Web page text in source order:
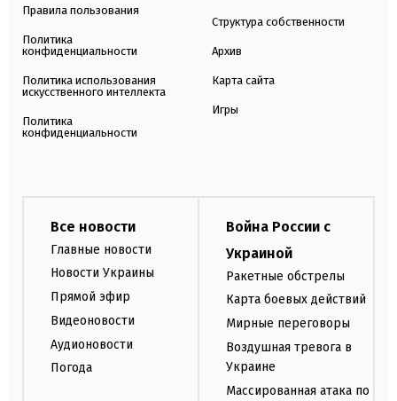
Правила пользования
Политика
конфиденциальности
Политика использования
искусственного интеллекта
Политика
конфиденциальности
Структура собственности
Архив
Карта сайта
Игры
Все новости
Главные новости
Новости Украины
Прямой эфир
Видеоновости
Аудионовости
Погода
Война России с
Украиной
Ракетные обстрелы
Карта боевых действий
Мирные переговоры
Воздушная тревога в
Украине
Массированная атака по